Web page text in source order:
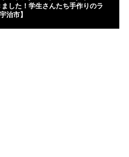
した！学生さんたち手作りのラ
治市】